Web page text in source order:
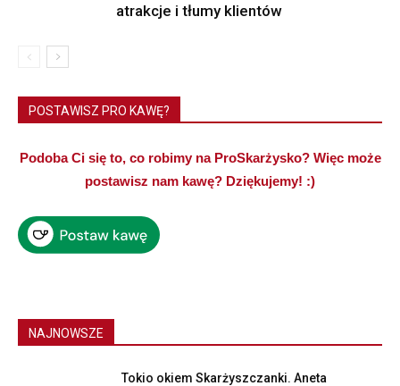
atrakcje i tłumy klientów
POSTAWISZ PRO KAWĘ?
Podoba Ci się to, co robimy na ProSkarżysko? Więc może
postawisz nam kawę? Dziękujemy! :)
NAJNOWSZE
Tokio okiem Skarżyszczanki. Aneta